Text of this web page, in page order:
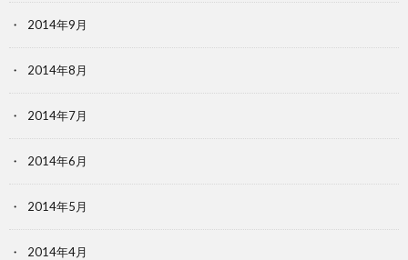
2014年9月
2014年8月
2014年7月
2014年6月
2014年5月
2014年4月